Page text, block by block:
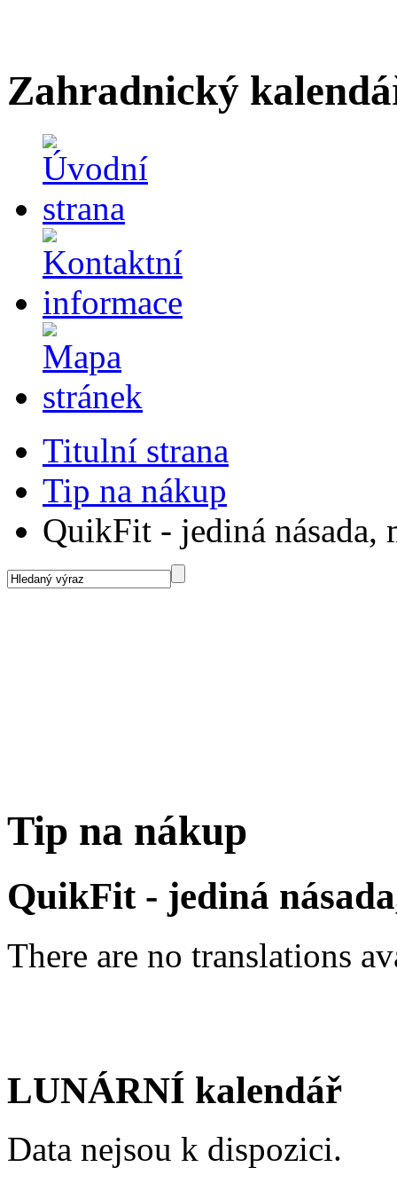
Zahradnický
Titulní strana
Tip na nákup
QuikFit - jediná násada,
Tip na nákup
QuikFit - jediná
There are no translations
LUNÁRNÍ kalendář
Data nejsou k dispozici.